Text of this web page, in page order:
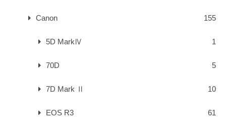
Canon 155
5D MarkⅣ 1
70D 5
7D Mark Ⅱ 10
EOS R3 61